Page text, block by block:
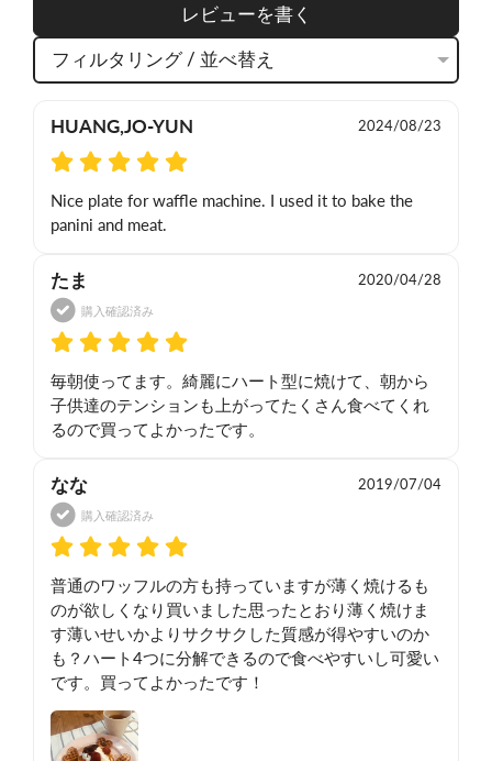
レビューを書く
フィルタリング / 並べ替え
HUANG,JO-YUN 2024/08/23
Nice plate for waffle machine. I used it to bake the
panini and meat.
たま 2020/04/28
購入確認済み
毎朝使ってます。綺麗にハート型に焼けて、朝から
子供達のテンションも上がってたくさん食べてくれ
るので買ってよかったです。
なな 2019/07/04
購入確認済み
普通のワッフルの方も持っていますが薄く焼けるも
のが欲しくなり買いました思ったとおり薄く焼けま
す薄いせいかよりサクサクした質感が得やすいのか
も？ハート4つに分解できるので食べやすいし可愛い
です。買ってよかったです！